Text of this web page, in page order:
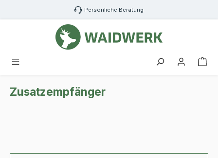
Zum Hauptinhalt springen Persönliche Beratung
Zusatzempfänger